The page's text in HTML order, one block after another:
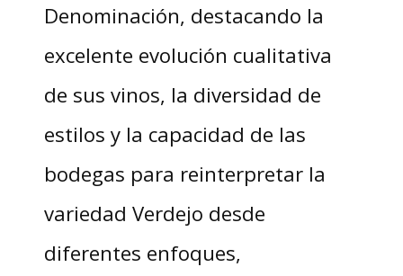
Denominación, destacando la
excelente evolución cualitativa
de sus vinos, la diversidad de
estilos y la capacidad de las
bodegas para reinterpretar la
variedad Verdejo desde
diferentes enfoques,